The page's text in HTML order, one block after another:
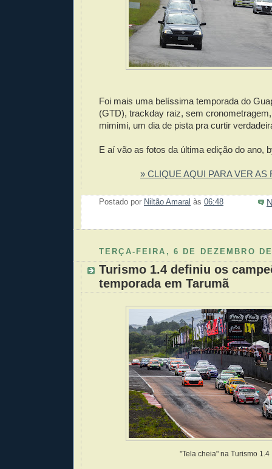
Foi mais uma belíssima temporada do
(GTD), trackday raiz, sem
mimimi, um dia de pista pra curtir
E aí vão as fotos da última edição do ano,
» CLIQUE AQUI PARA VER AS
Postado por Niltão Amaral às 06:48
TERÇA-FEIRA, 6 DE DEZEMBRO
Turismo 1.4 definiu os
temporada em Tarumã
"Tela cheia" na Turismo 1.4